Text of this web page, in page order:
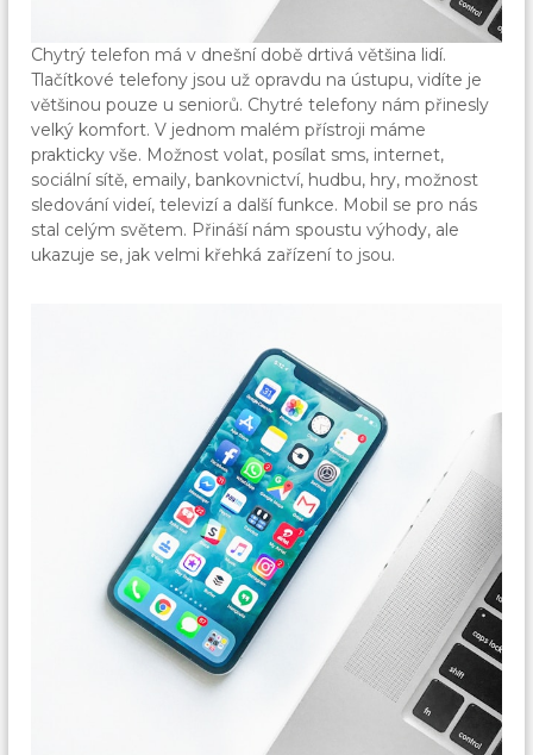
Chytrý telefon má v dnešní době drtivá většina lidí.
Tlačítkové telefony jsou už opravdu na ústupu, vidíte je
většinou pouze u seniorů. Chytré telefony nám přinesly
velký komfort. V jednom malém přístroji máme
prakticky vše. Možnost volat, posílat sms, internet,
sociální sítě, emaily, bankovnictví, hudbu, hry, možnost
sledování videí, televizí a další funkce. Mobil se pro nás
stal celým světem. Přináší nám spoustu výhody, ale
ukazuje se, jak velmi křehká zařízení to jsou.